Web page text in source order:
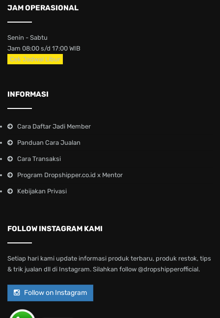
JAM OPERASIONAL
Senin - Sabtu
Jam 08:00 s/d 17:00 WIB
Cek Jadwal Libur
INFORMASI
Cara Daftar Jadi Member
Panduan Cara Jualan
Cara Transaksi
Program Dropshipper.co.id x Mentor
Kebijakan Privasi
FOLLOW INSTAGRAM KAMI
Setiap hari kami update informasi produk terbaru, produk restok, tips
& trik jualan dll di Instagram. Silahkan follow @dropshipperofficial.
Follow on Instagram